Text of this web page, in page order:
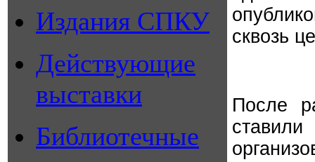
Издания СПКУ
Действующие
выставки
Библиотечные
сквозь
После